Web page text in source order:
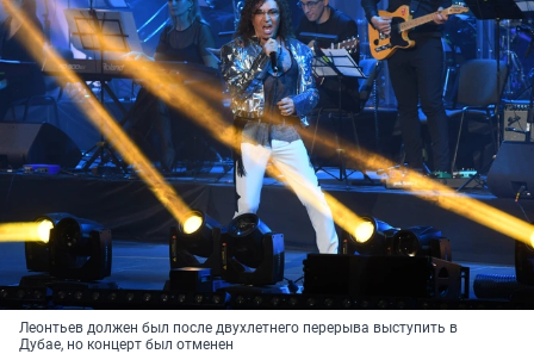
Леонтьев должен был после двухлетнего перерыва выступить в
Дубае, но концерт был отменен